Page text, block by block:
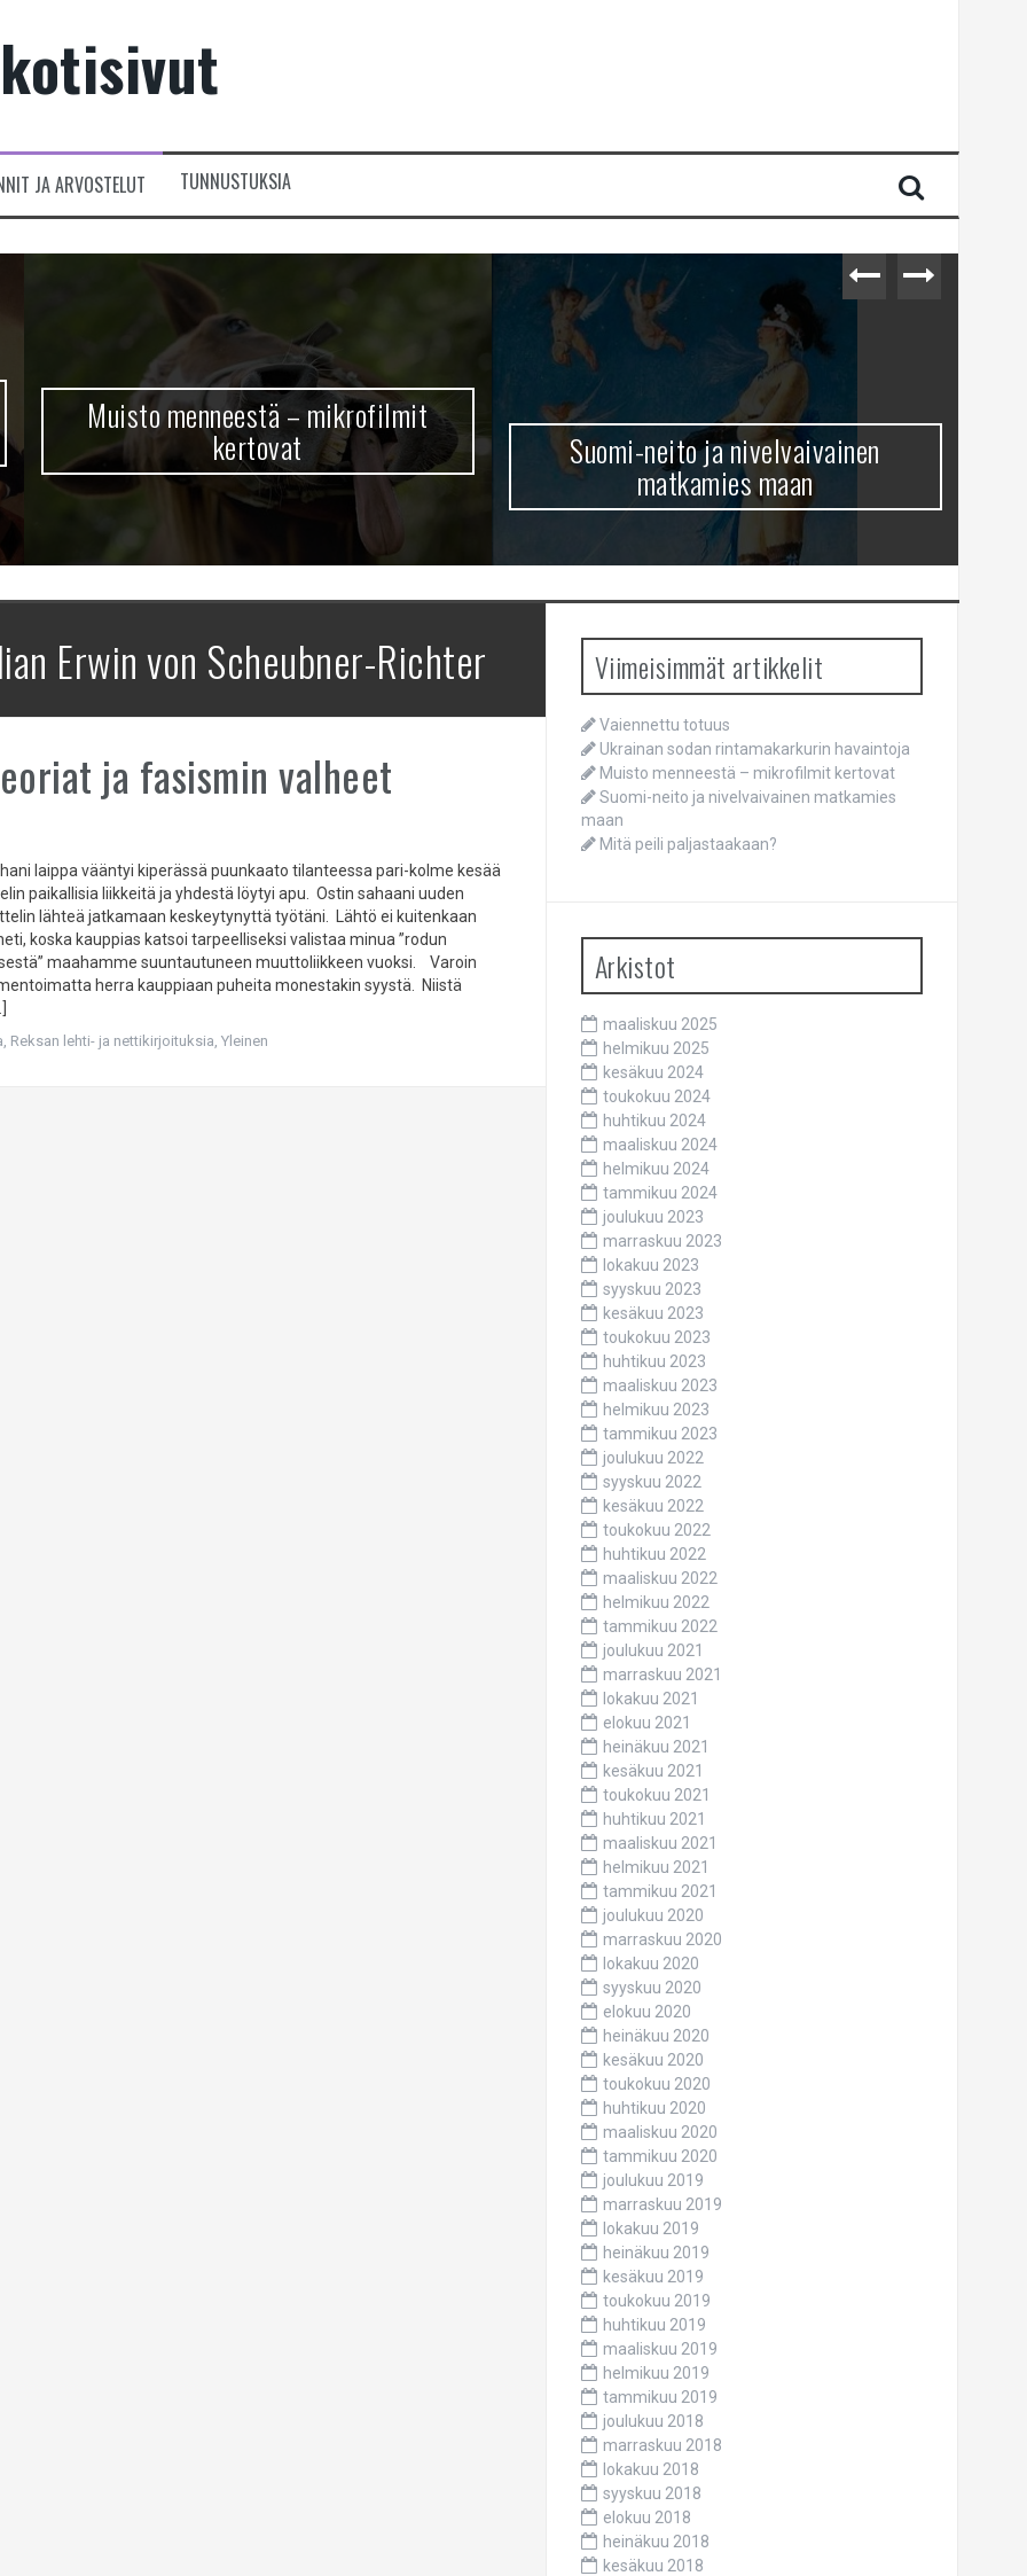
JA ARVOSTELUT TUNNUSTUKSIA
Muisto menneestä – mikrofilmit
kertovat Suomi-neito ja nivelvaivainen
matkamies maan
Erwin von Scheubner-Richter
ja fasismin valheet
laippa vääntyi kiperässä puunkaato tilanteessa pari-kolme kesää
paikallisia liikkeitä ja yhdestä löytyi apu. Ostin sahaani uuden
lähteä jatkamaan keskeytynyttä työtäni. Lähtö ei kuitenkaan
koska kauppias katsoi tarpeelliseksi valistaa minua ”rodun
maahamme suuntautuneen muuttoliikkeen vuoksi. Varoin
herra kauppiaan puheita monestakin syystä. Niistä
, Reksan lehti- ja nettikirjoituksia,Yleinen
Viimeisimmät artikkelit
Vaiennettu totuus
Ukrainan sodan rintamakarkurin havaintoja
Muisto menneestä – mikrofilmit kertovat
Suomi-neito ja nivelvaivainen matkamies
maan
Mitä peili paljastaakaan?
Arkistot
maaliskuu 2025
helmikuu 2025
kesäkuu 2024
toukokuu 2024
huhtikuu 2024
maaliskuu 2024
helmikuu 2024
tammikuu 2024
joulukuu 2023
marraskuu 2023
lokakuu 2023
syyskuu 2023
kesäkuu 2023
toukokuu 2023
huhtikuu 2023
maaliskuu 2023
helmikuu 2023
tammikuu 2023
joulukuu 2022
syyskuu 2022
kesäkuu 2022
toukokuu 2022
huhtikuu 2022
maaliskuu 2022
helmikuu 2022
tammikuu 2022
joulukuu 2021
marraskuu 2021
lokakuu 2021
elokuu 2021
heinäkuu 2021
kesäkuu 2021
toukokuu 2021
huhtikuu 2021
maaliskuu 2021
helmikuu 2021
tammikuu 2021
joulukuu 2020
marraskuu 2020
lokakuu 2020
syyskuu 2020
elokuu 2020
heinäkuu 2020
kesäkuu 2020
toukokuu 2020
huhtikuu 2020
maaliskuu 2020
tammikuu 2020
joulukuu 2019
marraskuu 2019
lokakuu 2019
heinäkuu 2019
kesäkuu 2019
toukokuu 2019
huhtikuu 2019
maaliskuu 2019
helmikuu 2019
tammikuu 2019
joulukuu 2018
marraskuu 2018
lokakuu 2018
syyskuu 2018
elokuu 2018
heinäkuu 2018
kesäkuu 2018